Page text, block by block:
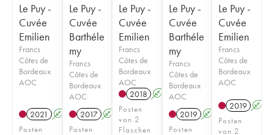
Le Puy -
Cuvée
Emilien
Francs
Côtes de
Bordeaux
AOC
2021 A S
Posten
Le Puy -
Cuvée
Barthéle
my
Francs
Côtes de
Bordeaux
AOC
2017 A S
Posten
Le Puy -
Cuvée
Emilien
Francs
Côtes de
Bordeaux
AOC
2018 A S
Posten
von 2
Flaschen
Le Puy -
Cuvée
Barthéle
my
Francs
Côtes de
Bordeaux
AOC
2019 A T
Posten
Le Puy -
Cuvée
Emilien
Francs
Côtes de
Bordeaux
AOC
2019 A
Posten
von 2